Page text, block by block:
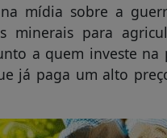
mídia sobre a
minerais para
a quem investe na
já paga um alto